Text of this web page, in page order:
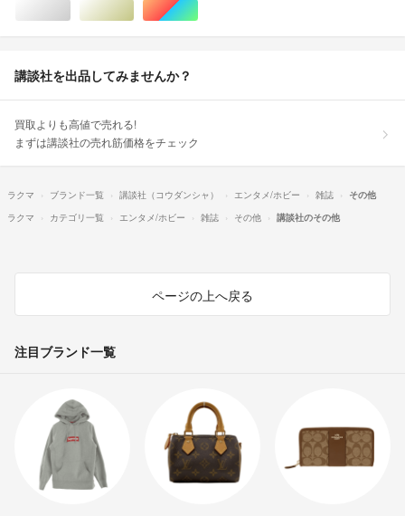
シルバー/銀色系ゴールド/金色系マルチカラー
講談社を出品してみませんか？
買取よりも高値で売れる!
まずは講談社の売れ筋価格をチェック
ラクマ ブランド一覧 講談社（コウダンシャ） エンタメ/ホビー 雑誌
その他
ラクマ
カテゴリ一覧 エンタメ/ホビー 雑誌 その他 講談社のその他
ページの上へ戻る
注目ブランド一覧